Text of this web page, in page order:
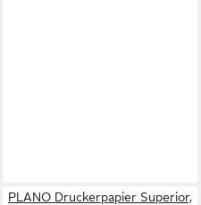
PLANO Druckerpapier Superior,